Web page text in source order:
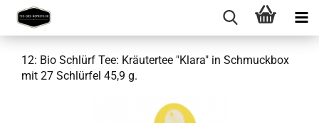
12: Bio Schlürf Tee: Kräutertee "Klara" in Schmuckbox
mit 27 Schlürfel 45,9 g.